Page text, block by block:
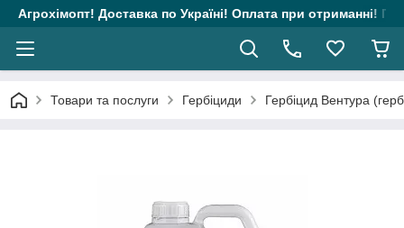
Агрохімопт! Доставка по Україні! Оплата при отриманні!
Товари та послуги Гербіциди Гербіцид Вентура